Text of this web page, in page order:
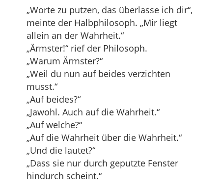
„Worte zu putzen, das überlasse ich dir“,
meinte der Halbphilosoph. „Mir liegt
allein an der Wahrheit.“
„Ärmster!“ rief der Philosoph.
„Warum Ärmster?“
„Weil du nun auf beides verzichten
musst.“
„Auf beides?“
„Jawohl. Auch auf die Wahrheit.“
„Auf welche?“
„Auf die Wahrheit über die Wahrheit.“
„Und die lautet?“
„Dass sie nur durch geputzte Fenster
hindurch scheint.“